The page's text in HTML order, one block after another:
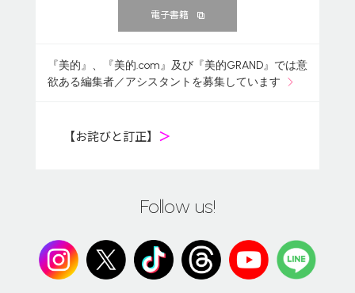
電子書籍
『美的』、『美的.com』及び『美的GRAND』では意
欲ある編集者／アシスタントを募集しています
【お詫びと訂正】 ＞
Follow us!